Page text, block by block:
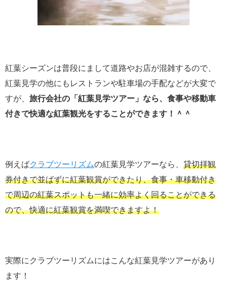
紅葉シーズンは普段にまして道路やお店が混雑するので、
紅葉見学の他にもレストランや駐車場の手配などが大変で
すが、 旅行会社の「紅葉見学ツアー」なら、食事や移動車
付きで快適な紅葉観光をすることができます！＾＾
例えばクラブツーリズムの紅葉見学ツアーなら、 貸切拝観
券付きで並ばずに紅葉観賞ができたり、食事・車移動付き
で周辺の紅葉スポットも一緒に効率よく回ることができる
ので、快適に紅葉観賞を満喫できますよ！
実際にクラブツーリズムにはこんな紅葉見学ツアーがあり
ます！